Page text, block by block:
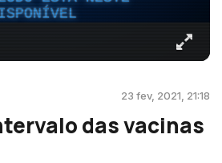
23 fev, 2021, 21:18
das vacinas